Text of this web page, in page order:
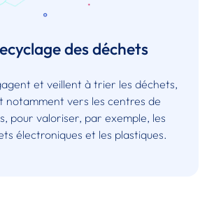
des déchets
et veillent à trier les déchets,
notamment vers les centres de
pour valoriser, par exemple, les
électroniques et les plastiques.